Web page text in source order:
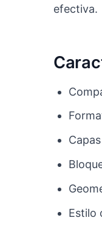
efectiva.
Estilo